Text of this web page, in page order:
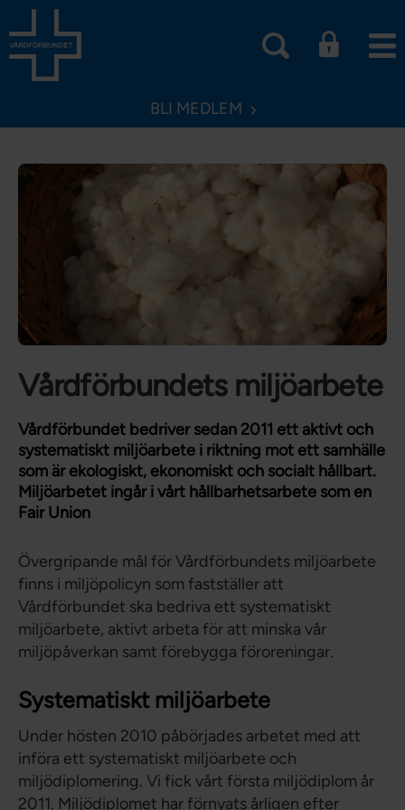
BLI MEDLEM
Vårdförbundets miljöarbete
Vårdförbundet bedriver sedan 2011 ett aktivt och
systematiskt miljöarbete i riktning mot ett samhälle
som är ekologiskt, ekonomiskt och socialt hållbart.
Miljöarbetet ingår i vårt hållbarhetsarbete som en
Fair Union
Övergripande mål för Vårdförbundets miljöarbete
finns i miljöpolicyn som fastställer att
Vårdförbundet ska bedriva ett systematiskt
miljöarbete, aktivt arbeta för att minska vår
miljöpåverkan samt förebygga föroreningar.
Systematiskt miljöarbete
Under hösten 2010 påbörjades arbetet med att
införa ett systematiskt miljöarbete och
miljödiplomering. Vi fick vårt första miljödiplom år
2011. Miljödiplomet har förnyats årligen efter